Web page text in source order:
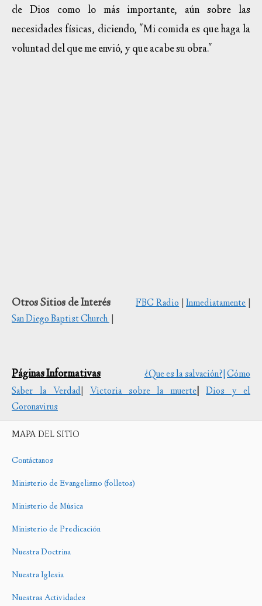
de Dios como lo más importante, aún sobre las
necesidades físicas, diciendo, "Mi comida es que haga la
voluntad del que me envió, y que acabe su obra."
Otros Sitios de Interés FBC Radio|Inmediatamente
San Diego Baptist Church
Páginas Informativas ¿Que es la salvación?|Cómo
Saber la Verdad|Victoria sobre la muerte|
Dios y el
Coronavirus
MAPA DEL SITIO
Contáctanos
Ministerio de Evangelismo (folletos)
Ministerio de Música
Ministerio de Predicación
Nuestra Doctrina
Nuestra Iglesia
Nuestras Actividades